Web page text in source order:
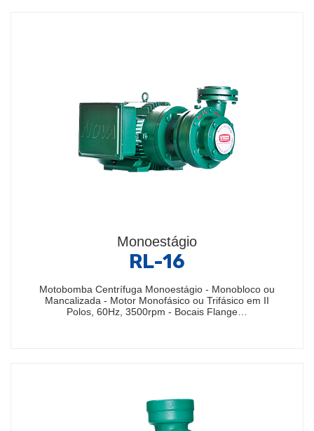
Monoestágio
RL-16
Motobomba Centrífuga Monoestágio - Monobloco ou
Mancalizada - Motor Monofásico ou Trifásico em II
Polos, 60Hz, 3500rpm - Bocais Flange…